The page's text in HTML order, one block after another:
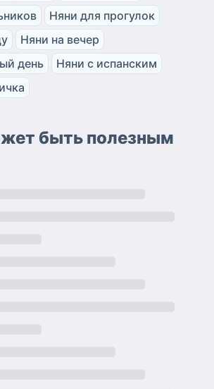
Няни для прогулок
Няни на вечер
день
Няни с испанским
быть полезным